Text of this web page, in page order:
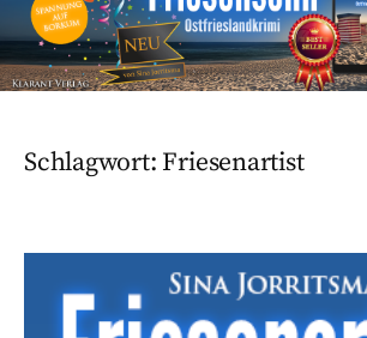
Schlagwort: Friesenartist